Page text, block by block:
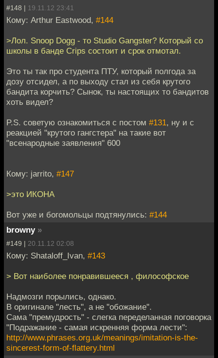
#148 | 19.11.12 23:41
Кому: Arthur Eastwood, #144
>Лол. Snoop Dogg - то Studio Gangster? Который со
школы в банде Crips состоит и срок отмотал.
Это ты так про студента ПТУ, который полгода за
дозу отсидел, а по выходу стал из себя крутого
бандита корчить? Сынок, ты настоящих то бандитов
хоть видел?
P.S. советую ознакомиться с постом #131, ну и с
реакцией "крутого гангстера" на такие вот
"всенародные заявления" 600
Кому: jarrito, #147
>это ИКОНА
Вот уже и богомольцы подтянулись: #144
browny »
#149 | 20.11.12 02:08
Кому: Shataloff_Ivan, #143
> Вот наиболее понравившееся , философское
Надмозги порылись, однако.
В оригинале "лесть", а не "обожание".
Сама "премудрость" - слегка переделанная поговорка
"Подражание - самая искренняя форма лести":
http://www.phrases.org.uk/meanings/imitation-is-the-
sincerest-form-of-flattery.html